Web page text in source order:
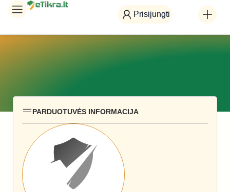
Prisijungti
PARDUOTUVĖS INFORMACIJA